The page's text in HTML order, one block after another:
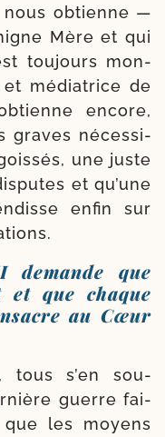
nous obtienne —
Mère et qui
tou­jours mon­
média­trice de
encore,
graves néces­si­
une juste
et qu’une
enfin sur
que
et que chaque
au Cœur
tous s’en sou­
guerre fai­
les moyens